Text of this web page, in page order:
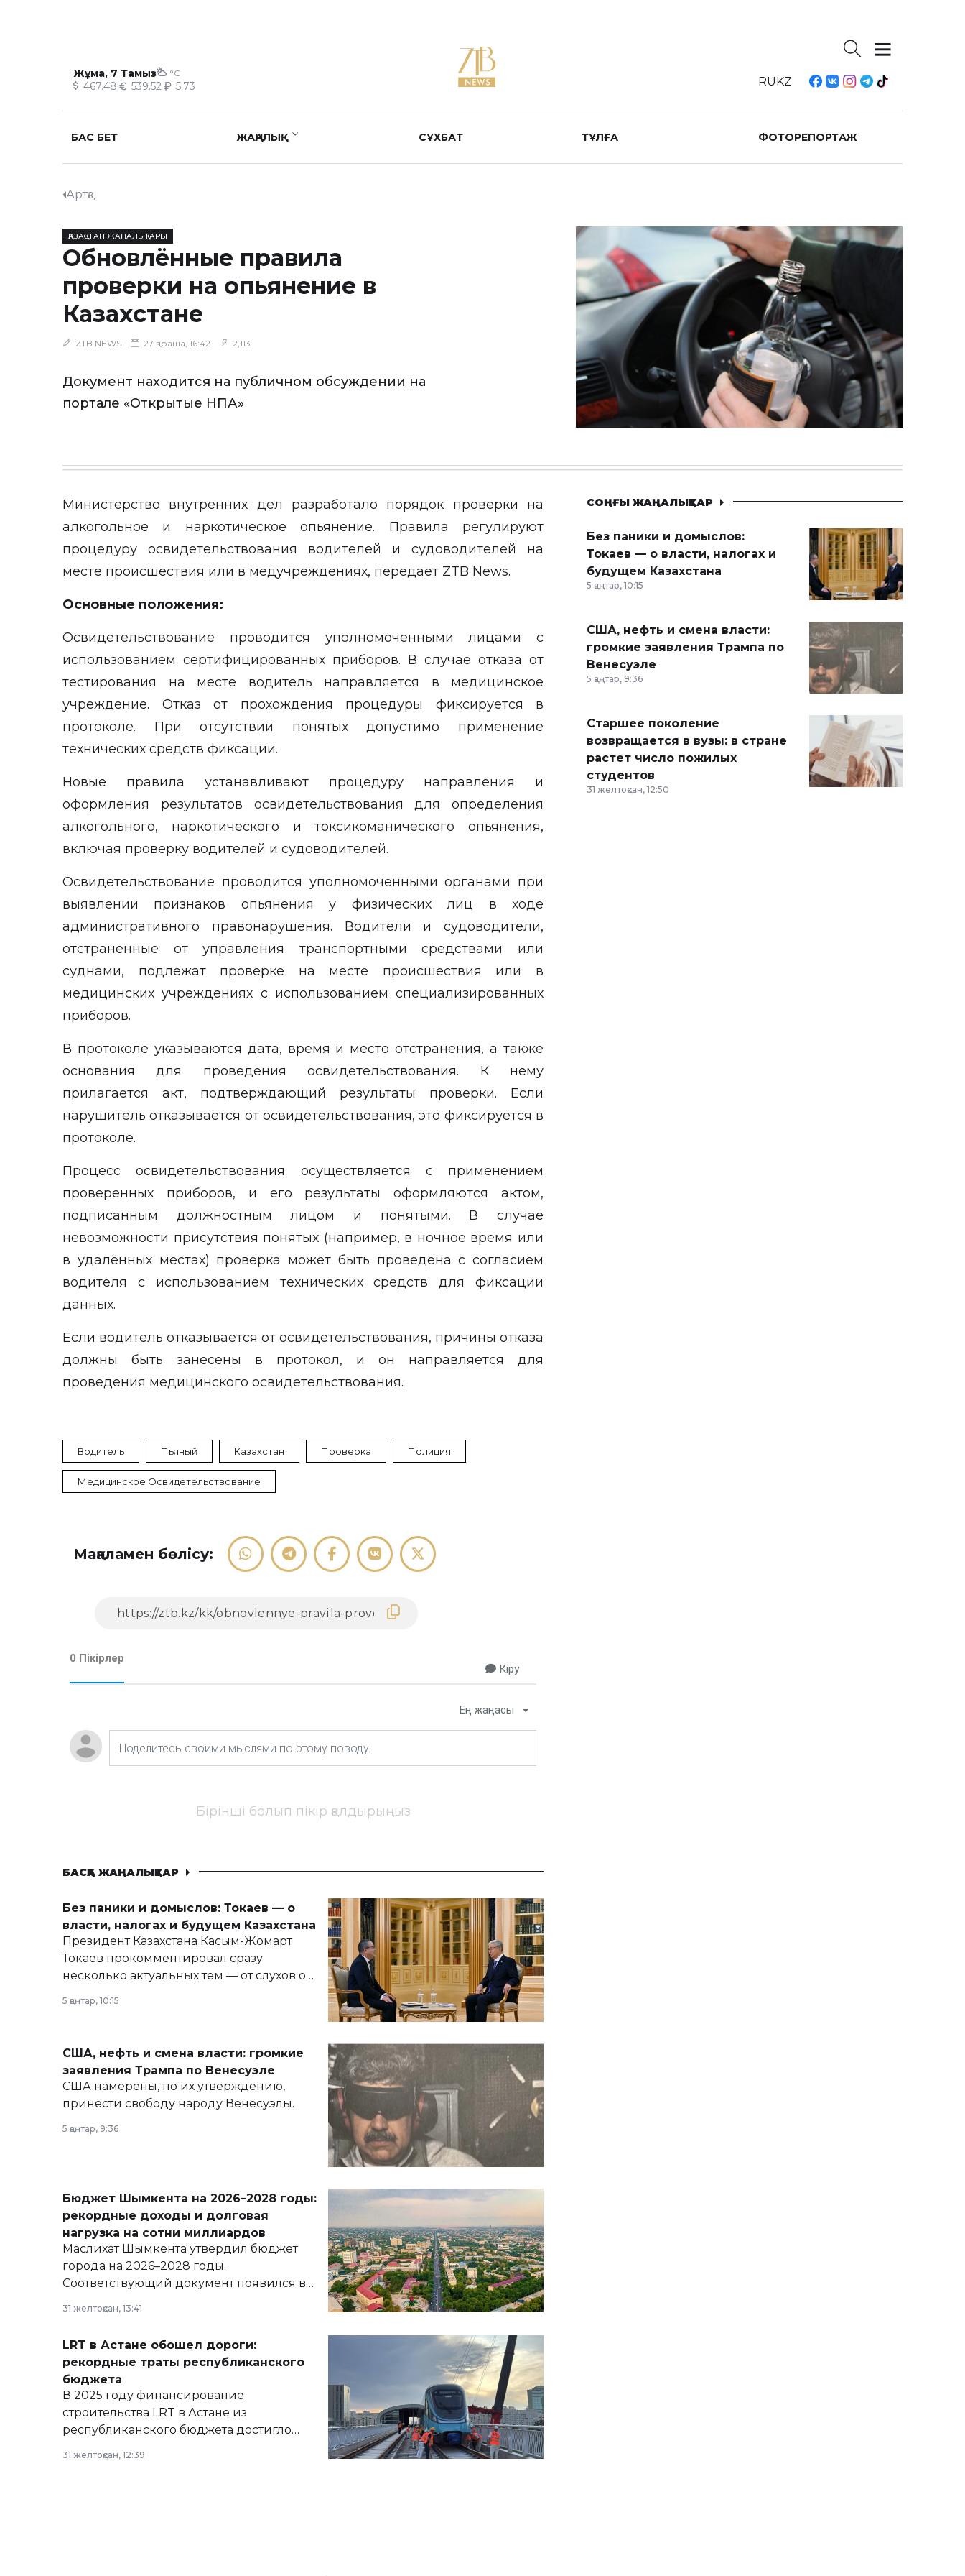
Жұма, 7 Тамыз °C
467.48 539.52 5.73 RUKZ
БАС БЕТ ЖАҢАЛЫҚ СҰХБАТ ТҰЛҒА ФОТОРЕПОРТАЖ
Артқа
ҚАЗАҚСТАН ЖАҢАЛЫҚТАРЫ
Обновлённые правила
проверки на опьянение в
Казахстане
ZTB NEWS 27 қараша, 16:42 2,113
Документ находится на публичном обсуждении на
портале «Открытые НПА»
Министерство внутренних дел разработало порядок проверки на
алкогольное и наркотическое опьянение. Правила регулируют
процедуру освидетельствования водителей и судоводителей на
месте происшествия или в медучреждениях, передает ZTB News.
Основные положения:
Освидетельствование проводится уполномоченными лицами с
использованием сертифицированных приборов. В случае отказа от
тестирования на месте водитель направляется в медицинское
учреждение. Отказ от прохождения процедуры фиксируется в
протоколе. При отсутствии понятых допустимо применение
технических средств фиксации.
Новые правила устанавливают процедуру направления и
оформления результатов освидетельствования для определения
алкогольного, наркотического и токсикоманического опьянения,
включая проверку водителей и судоводителей.
Освидетельствование проводится уполномоченными органами при
выявлении признаков опьянения у физических лиц в ходе
административного правонарушения. Водители и судоводители,
отстранённые от управления транспортными средствами или
суднами, подлежат проверке на месте происшествия или в
медицинских учреждениях с использованием специализированных
приборов.
В протоколе указываются дата, время и место отстранения, а также
основания для проведения освидетельствования. К нему
прилагается акт, подтверждающий результаты проверки. Если
нарушитель отказывается от освидетельствования, это фиксируется в
протоколе.
Процесс освидетельствования осуществляется с применением
проверенных приборов, и его результаты оформляются актом,
подписанным должностным лицом и понятыми. В случае
невозможности присутствия понятых (например, в ночное время или
в удалённых местах) проверка может быть проведена с согласием
водителя с использованием технических средств для фиксации
данных.
Если водитель отказывается от освидетельствования, причины отказа
должны быть занесены в протокол, и он направляется для
проведения медицинского освидетельствования.
Водитель Пьяный Казахстан Проверка Полиция
Медицинское Освидетельствование
Мақаламен бөлісу:
0 Пікірлер
Кіру
Ең жаңасы
Бірінші болып пікір қалдырыңыз
БАСҚА ЖАҢАЛЫҚТАР
Без паники и домыслов: Токаев — о
власти, налогах и будущем Казахстана
Президент Казахстана Касым-Жомарт
Токаев прокомментировал сразу
несколько актуальных тем — от слухов о
армии, экономики и личного здоровья.
5 қаңтар, 10:15
США, нефть и смена власти: громкие
заявления Трампа по Венесуэле
США намерены, по их утверждению,
принести свободу народу Венесуэлы.
5 қаңтар, 9:36
Бюджет Шымкента на 2026–2028 годы:
рекордные доходы и долговая
нагрузка на сотни миллиардов
Маслихат Шымкента утвердил бюджет
города на 2026–2028 годы.
Соответствующий документ появился в
сайте маслихат города.
31 желтоқсан, 13:41
LRT в Астане обошел дороги:
рекордные траты республиканского
бюджета
В 2025 году финансирование
строительства LRT в Астане из
республиканского бюджета достигло
31 желтоқсан, 12:39
СОҢҒЫ ЖАҢАЛЫҚТАР
Без паники и домыслов:
Токаев — о власти, налогах и
будущем Казахстана
5 қаңтар, 10:15
США, нефть и смена власти:
громкие заявления Трампа по
Венесуэле
5 қаңтар, 9:36
Старшее поколение
возвращается в вузы: в стране
растет число пожилых
студентов
31 желтоқсан, 12:50